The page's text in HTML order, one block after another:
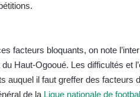
facteurs bloquants, on note
Haut-Ogooué. Les difficultés et
auquel il faut greffer des facteurs
de la Ligue nationale de